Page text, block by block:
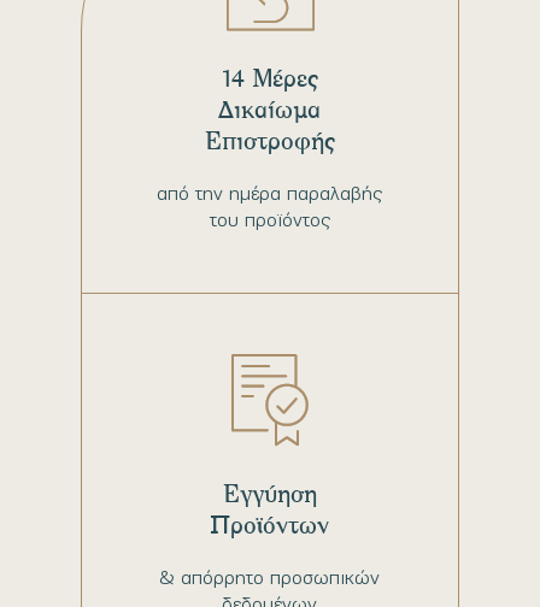
από την ημέρα παραλαβής
του προϊόντος
14 Μέρες
Δικαίωμα
Επιστροφής
& απόρρητο προσωπικών
Εγγύηση
Προϊόντων